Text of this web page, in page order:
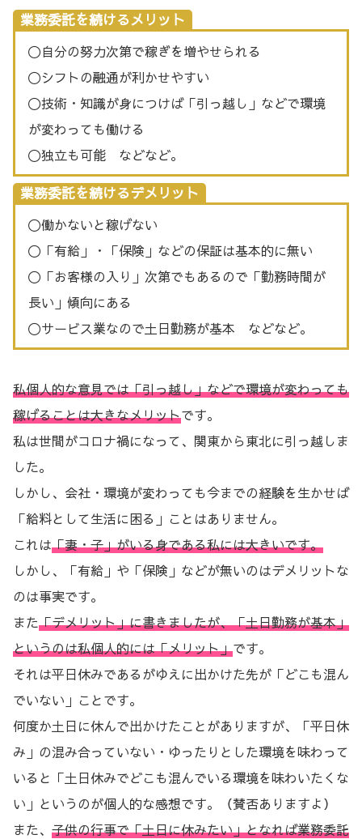
業務委託を続けるメリット
〇自分の努力次第で稼ぎを増やせられる
〇シフトの融通が利かせやすい
〇技術・知識が身につけば「引っ越し」などで環境
が変わっても働ける
〇独立も可能 などなど。
業務委託を続けるデメリット
〇働かないと稼げない
〇「有給」・「保険」などの保証は基本的に無い
〇「お客様の入り」次第でもあるので「勤務時間が
長い」傾向にある
〇サービス業なので土日勤務が基本 などなど。
私個人的な意見では「引っ越し」などで環境が変わっても
稼げることは大きなメリットです。
私は世間がコロナ禍になって、関東から東北に引っ越しま
した。
しかし、会社・環境が変わっても今までの経験を生かせば
「給料として生活に困る」ことはありません。
これは「妻・子」がいる身である私には大きいです。
しかし、「有給」や「保険」などが無いのはデメリットな
のは事実です。
また「デメリット」に書きましたが、「土日勤務が基本」
というのは私個人的には「メリット」です。
それは平日休みであるがゆえに出かけた先が「どこも混ん
でいない」ことです。
何度か土日に休んで出かけたことがありますが、「平日休
み」の混み合っていない・ゆったりとした環境を味わって
いると「土日休みでどこも混んでいる環境を味わいたくな
い」というのが個人的な感想です。（賛否ありますよ）
また、 子供の行事で「土日に休みたい」となれば業務委託